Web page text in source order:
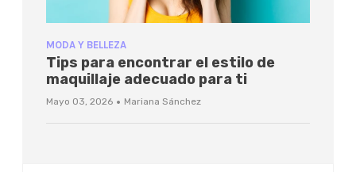
MODA Y BELLEZA
Tips para encontrar el estilo de
maquillaje adecuado para ti
Mayo 03, 2026 · Mariana Sánchez